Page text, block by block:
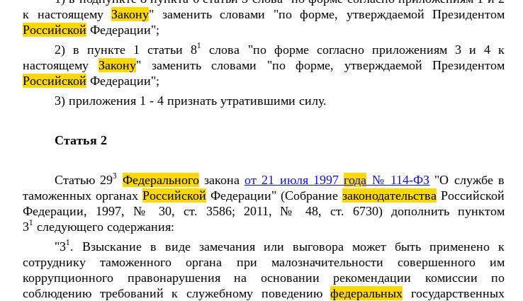
к настоящему Закону" заменить словами "по форме, утверждаемой Президентом
Российской Федерации";
2) в пункте 1 статьи 81
слова "по форме согласно приложениям 3 и 4 к
настоящемуЗакону" заменить словами "по форме, утверждаемой Президентом
Российской Федерации";
3) приложения 1 - 4 признать утратившими силу.
Статья 2
Статью 293 Федеральногозаконаот 21 июля 1997года № 114-ФЗ "О службе в
таможенных органах Российской Федерации" (Собрание законодательства Российской
Федерации, 1997, № 30, ст. 3586; 2011, № 48, ст. 6730) дополнить пунктом
31 следующего содержания:
"31 . Взыскание в виде замечания или выговора может быть применено к
сотруднику таможенного органа при малозначительности совершенного им
коррупционного правонарушения на основании рекомендации комиссии по
соблюдению требований к служебному поведениюфедеральных государственных